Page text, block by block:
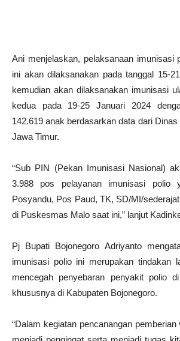
Ani menjelaskan, pelaksanaan imunisasi
ini akan dilaksanakan pada tanggal 15-
kemudian akan dilaksanakan imunisasi
kedua pada 19-25 Januari 2024
142.619 anak berdasarkan data dari
Jawa Timur.
“Sub PIN (Pekan Imunisasi Nasional)
3.988 pos pelayanan imunisasi polio
Posyandu, Pos Paud, TK, SD/MI/
di Puskesmas Malo saat ini,” lanjut
Pj Bupati Bojonegoro Adriyanto
imunisasi polio ini merupakan tindakan
mencegah penyebaran penyakit polio
khususnya di Kabupaten Bojonegoro.
“Dalam kegiatan pencanangan